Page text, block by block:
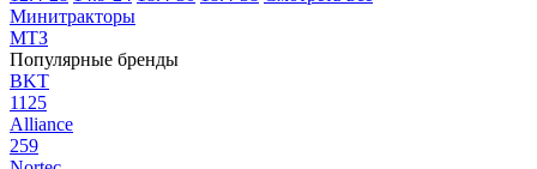
Минитракторы
МТЗ
Популярные бренды
BKT
1125
Alliance
259